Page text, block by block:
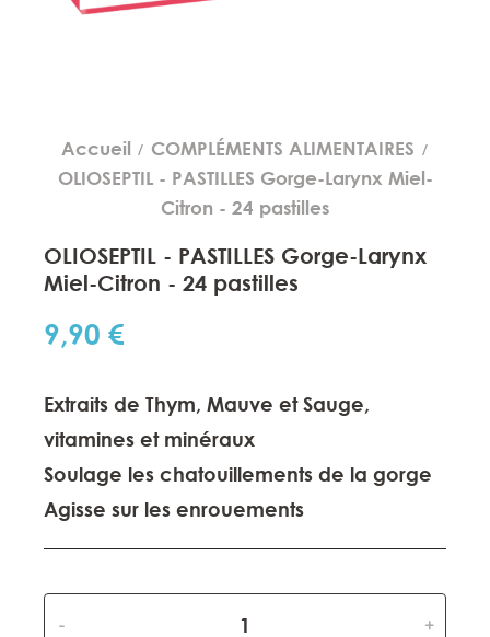
Accueil
COMPLÉMENTS ALIMENTAIRES
OLIOSEPTIL - PASTILLES Gorge-Larynx Miel-
Citron - 24 pastilles
OLIOSEPTIL - PASTILLES Gorge-Larynx
Miel-Citron - 24 pastilles
9,90 €
Extraits de Thym, Mauve et Sauge,
vitamines et minéraux
Soulage les chatouillements de la gorge
Agisse sur les enrouements
- +